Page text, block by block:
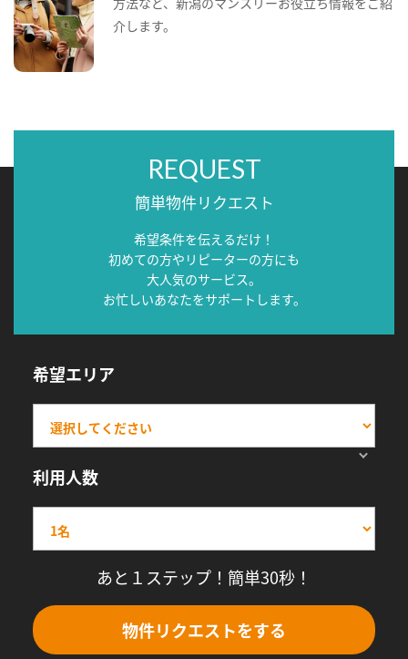
介します。
REQUEST
簡単物件リクエスト
希望条件を伝えるだけ！
初めての方やリピーターの方にも
大人気のサービス。
お忙しいあなたをサポートします。
希望エリア
利用人数
あと１ステップ！簡単30秒！
物件リクエストをする